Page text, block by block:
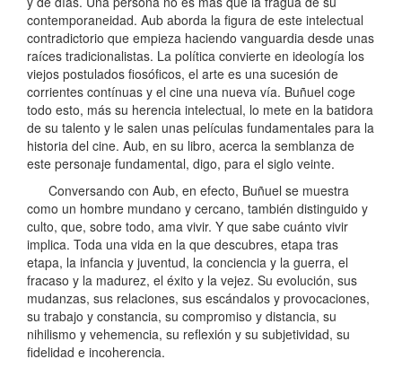
contemporaneidad. Aub aborda la figura de este intelectual
contradictorio que empieza haciendo vanguardia desde unas
raíces tradicionalistas. La política convierte en ideología los
viejos postulados fiosóficos, el arte es una sucesión de
corrientes contínuas y el cine una nueva vía. Buñuel coge
todo esto, más su herencia intelectual, lo mete en la batidora
de su talento y le salen unas películas fundamentales para la
historia del cine. Aub, en su libro, acerca la semblanza de
este personaje fundamental, digo, para el siglo veinte.
Conversando con Aub, en efecto, Buñuel se muestra
como un hombre mundano y cercano, también distinguido y
culto, que, sobre todo, ama vivir. Y que sabe cuánto vivir
implica. Toda una vida en la que descubres, etapa tras
etapa, la infancia y juventud, la conciencia y la guerra, el
fracaso y la madurez, el éxito y la vejez. Su evolución, sus
mudanzas, sus relaciones, sus escándalos y provocaciones,
su trabajo y constancia, su compromiso y distancia, su
nihilismo y vehemencia, su reflexión y su subjetividad, su
fidelidad e incoherencia.